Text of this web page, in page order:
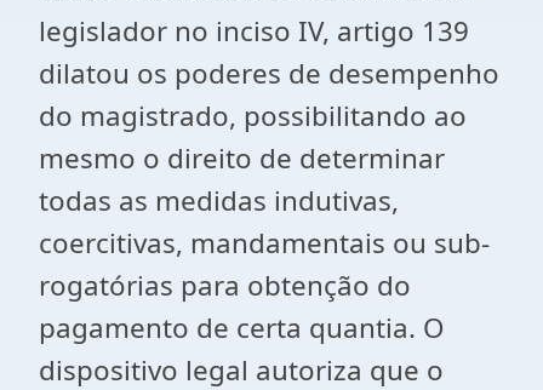
legislador no inciso IV, artigo 139
dilatou os poderes de desempenho
do magistrado, possibilitando ao
mesmo o direito de determinar
todas as medidas indutivas,
coercitivas, mandamentais ou sub-
rogatórias para obtenção do
pagamento de certa quantia. O
dispositivo legal autoriza que o